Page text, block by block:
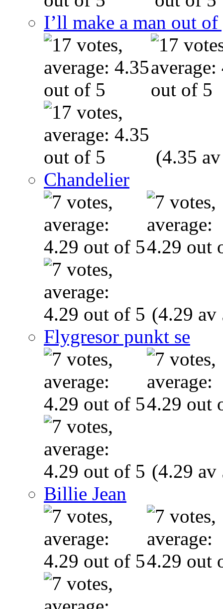
I’ll make a man out
(4.35
Chandelier
(4.29 av
Flygresor punkt se
(4.29 av
Billie Jean